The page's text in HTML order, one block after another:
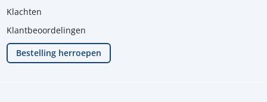
Klachten
Klantbeoordelingen
Bestelling herroepen